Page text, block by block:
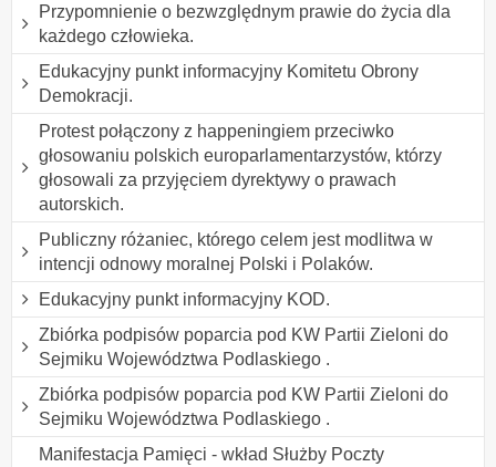
Przypomnienie o bezwzględnym prawie do życia dla
każdego człowieka.
Edukacyjny punkt informacyjny Komitetu Obrony
Demokracji.
Protest połączony z happeningiem przeciwko
głosowaniu polskich europarlamentarzystów, którzy
głosowali za przyjęciem dyrektywy o prawach
autorskich.
Publiczny różaniec, którego celem jest modlitwa w
intencji odnowy moralnej Polski i Polaków.
Edukacyjny punkt informacyjny KOD.
Zbiórka podpisów poparcia pod KW Partii Zieloni do
Sejmiku Województwa Podlaskiego .
Zbiórka podpisów poparcia pod KW Partii Zieloni do
Sejmiku Województwa Podlaskiego .
Manifestacja Pamięci - wkład Służby Poczty